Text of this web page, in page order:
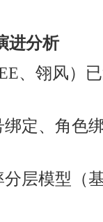
进分析
、翎风）
定、角色
层模型（